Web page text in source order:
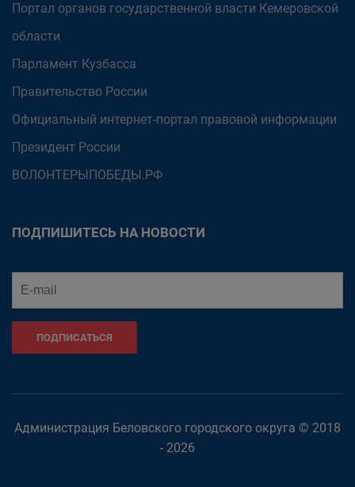
Портал органов государственной власти Кемеровской
области
Парламент Кузбасса
Правительство России
Официальный интернет-портал правовой информации
Президент России
ВОЛОНТЕРЫПОБЕДЫ.РФ
ПОДПИШИТЕСЬ НА НОВОСТИ
ПОДПИСАТЬСЯ
Администрация Беловского городского округа © 2018
- 2026